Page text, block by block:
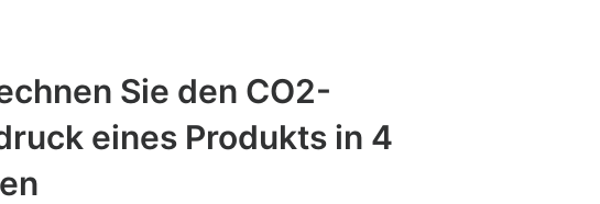
Sie den CO2-
eines Produkts in 4